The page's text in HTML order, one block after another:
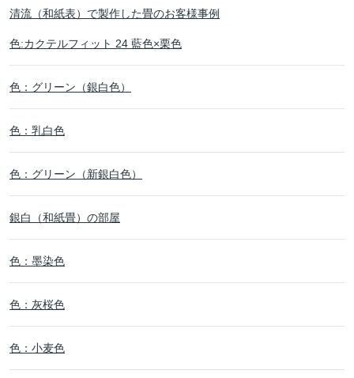
清流（和紙表）で製作した畳のお客様事例
色:カクテルフィット 24 藍色×栗色
色：グリーン（銀白色）
色：乳白色
色：グリーン（新銀白色）
銀白（和紙畳）の部屋
色：墨染色
色：灰桜色
色：小麦色